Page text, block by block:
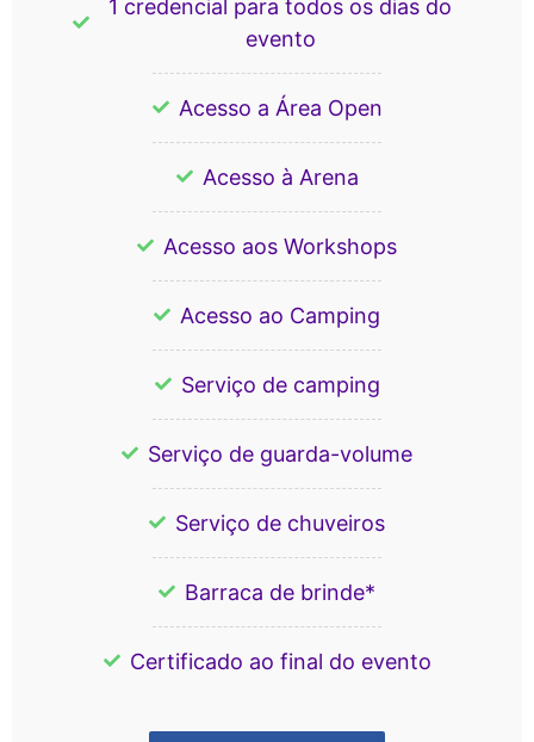
1 credencial para todos os dias do
evento
Acesso a Área Open
Acesso à Arena
Acesso aos Workshops
Acesso ao Camping
Serviço de camping
Serviço de guarda-volume
Serviço de chuveiros
Barraca de brinde*
Certificado ao final do evento